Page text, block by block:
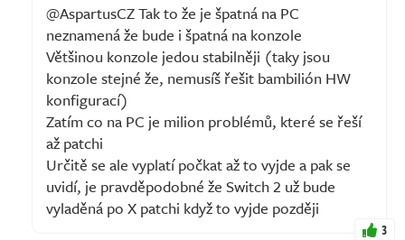
@AspartusCZ Tak to že je špatná na PC
neznamená že bude i špatná na konzole
Většinou konzole jedou stabilněji (taky jsou
konzole stejné že, nemusíš řešit bambilión HW
konfigurací)
Zatím co na PC je milion problémů, které se řeší
až patchi
Určitě se ale vyplatí počkat až to vyjde a pak se
uvidí, je pravděpodobné že Switch 2 už bude
vyladěná po X patchi když to vyjde později
3